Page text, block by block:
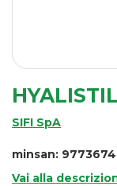
SIFI SpA
minsan:
Vai alla